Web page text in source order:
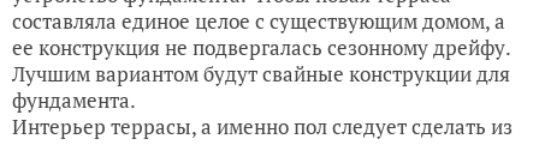
составляла единое целое с существующим домом, а
ее конструкция не подвергалась сезонному дрейфу.
Лучшим вариантом будут свайные конструкции для
фундамента.
Интерьер террасы, а именно пол следует сделать из